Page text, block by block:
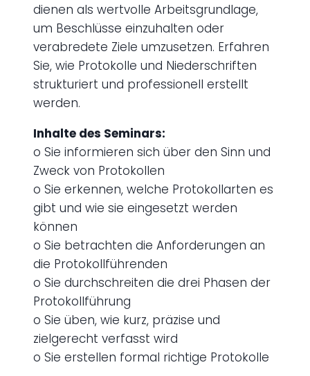
dienen als wertvolle Arbeitsgrundlage,
um Beschlüsse einzuhalten oder
verabredete Ziele umzusetzen. Erfahren
Sie, wie Protokolle und Niederschriften
strukturiert und professionell erstellt
werden.
Inhalte des Seminars:
o Sie informieren sich über den Sinn und
Zweck von Protokollen
o Sie erkennen, welche Protokollarten es
gibt und wie sie eingesetzt werden
können
o Sie betrachten die Anforderungen an
die Protokollführenden
o Sie durchschreiten die drei Phasen der
Protokollführung
o Sie üben, wie kurz, präzise und
zielgerecht verfasst wird
o Sie erstellen formal richtige Protokolle